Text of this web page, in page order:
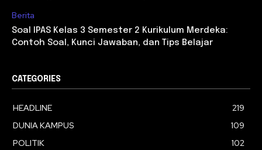
Berita
Soal IPAS Kelas 3 Semester 2 Kurikulum Merdeka:
Contoh Soal, Kunci Jawaban, dan Tips Belajar
CATEGORIES
HEADLINE
219
DUNIA KAMPUS
109
POLITIK
102